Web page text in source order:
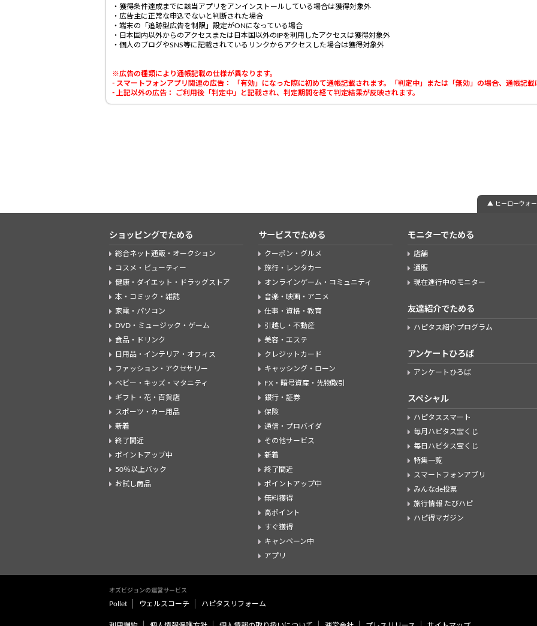
・獲得条件達成までに該当アプリをアンインストールしている場合は獲得対象外
・広告主に正常な申込でないと判断された場合
・端末の「追跡型広告を制限」設定がONになっている場合
・日本国内以外からのアクセスまたは日本国以外のIPを利用したアクセスは獲得対象外
・個人のブログやSNS等に記載されているリンクからアクセスした場合は獲得対象外
※広告の種類により通帳記載の仕様が異なります。
- スマートフォンアプリ関連の広告： 「有効」になった際に初めて通帳記載されます。「判定中」または「無効」の場合、通帳記載
- 上記以外の広告： ご利用後「判定中」と記載され、判定期間を経て判定結果が反映されます。
▲ ヒーローウォー
ショッピングでためる
総合ネット通販・オークション
コスメ・ビューティー
健康・ダイエット・ドラッグストア
本・コミック・雑誌
家電・パソコン
DVD・ミュージック・ゲーム
食品・ドリンク
日用品・インテリア・オフィス
ファッション・アクセサリー
ベビー・キッズ・マタニティ
ギフト・花・百貨店
スポーツ・カー用品
新着
終了間近
ポイントアップ中
50％以上バック
お試し商品
サービスでためる
クーポン・グルメ
旅行・レンタカー
オンラインゲーム・コミュニティ
音楽・映画・アニメ
仕事・資格・教育
引越し・不動産
美容・エステ
クレジットカード
キャッシング・ローン
FX・暗号資産・先物取引
銀行・証券
保険
通信・プロバイダ
その他サービス
新着
終了間近
ポイントアップ中
無料獲得
高ポイント
すぐ獲得
キャンペーン中
アプリ
モニターでためる
店舗
通販
現在進行中のモニター
友達紹介でためる
ハピタス紹介プログラム
アンケートひろば
アンケートひろば
スペシャル
ハピタススマート
毎月ハピタス宝くじ
毎日ハピタス宝くじ
特集一覧
スマートフォンアプリ
みんなde投票
旅行情報 たびハピ
ハピ得マガジン
オズビジョンの運営サービス
Pollet ウェルスコーチ ハピタスリフォーム